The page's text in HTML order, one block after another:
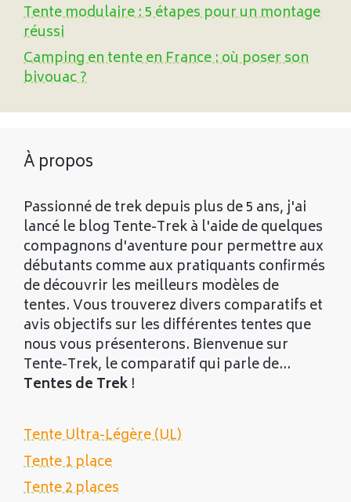
Tente modulaire : 5 étapes pour un montage
réussi
Camping en tente en France : où poser son
bivouac ?
À propos
Passionné de trek depuis plus de 5 ans, j'ai
lancé le blog Tente-Trek à l'aide de quelques
compagnons d'aventure pour permettre aux
débutants comme aux pratiquants confirmés
de découvrir les meilleurs modèles de
tentes. Vous trouverez divers comparatifs et
avis objectifs sur les différentes tentes que
nous vous présenterons. Bienvenue sur
Tente-Trek, le comparatif qui parle de...
Tentes de Trek !
Tente Ultra-Légère (UL)
Tente 1 place
Tente 2 places